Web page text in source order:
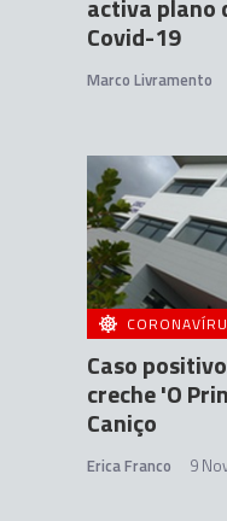
activa plano
Covid-19
Marco Livramento
Caso
creche 'O
Caniço
Erica Franco 9